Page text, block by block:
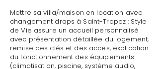
Mettre sa villa/maison en location avec
changement draps à Saint-Tropez : Style
de Vie assure un accueil personnalisé
avec présentation détaillée du logement,
remise des clés et des accès, explication
du fonctionnement des équipements
(climatisation, piscine, système audio,